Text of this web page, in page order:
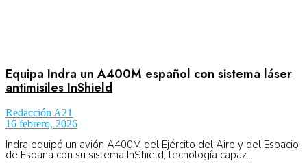
Equipa Indra un A400M español con sistema láser
antimisiles InShield
Redacción A21
16 febrero, 2026
Indra equipó un avión A400M del Ejército del Aire y del Espacio
de España con su sistema InShield, tecnología capaz...